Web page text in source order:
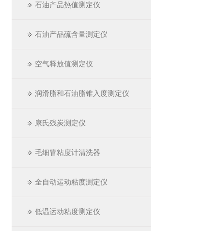
石油产品热值测定仪
石油产品硫含量测定仪
空气释放值测定仪
润滑脂和石油脂锥入度测定仪
康氏残炭测定仪
毛细管粘度计清洗器
全自动运动粘度测定仪
低温运动粘度测定仪